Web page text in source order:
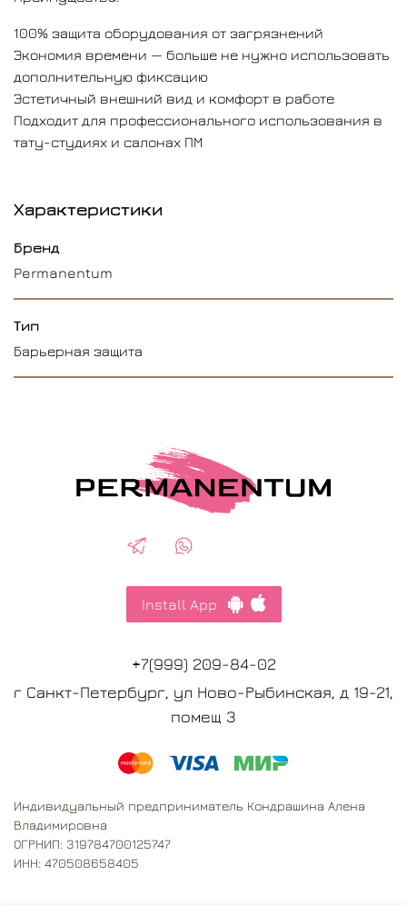
100% защита оборудования от загрязнений
Экономия времени — больше не нужно использовать
дополнительную фиксацию
Эстетичный внешний вид и комфорт в работе
Подходит для профессионального использования в
тату-студиях и салонах ПМ
Характеристики
Бренд
Permanentum
Тип
Барьерная защита
Install App
+7(999) 209-84-02
г Санкт-Петербург, ул Ново-Рыбинская, д 19-21,
помещ 3
Индивидуальный предприниматель Кондрашина Алена
Владимировна
ОГРНИП: 319784700125747
ИНН: 470508658405